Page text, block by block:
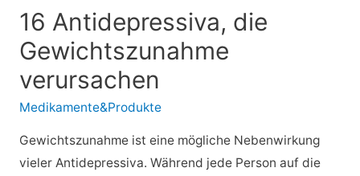
16 Antidepressiva, die
Gewichtszunahme
verursachen
Medikamente&Produkte
Gewichtszunahme ist eine mögliche Nebenwirkung
vieler Antidepressiva. Während jede Person auf die